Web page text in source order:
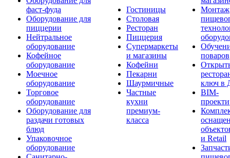
фаст-фуда
Оборудование для
пиццерии
Нейтральное
оборудование
Кофейное
оборудование
Моечное
оборудование
Торговое
оборудование
Оборудование для
раздачи готовых
блюд
Упаковочное
оборудование
Гостиницы
Столовая
Ресторан
Пиццерия
Супермаркеты
и магазины
Кофейни
Пекарни
Шаурмичные
Частные
кухни
премиум-
класса
Монтаж
поваров
ключ в
BIM-
и Retail